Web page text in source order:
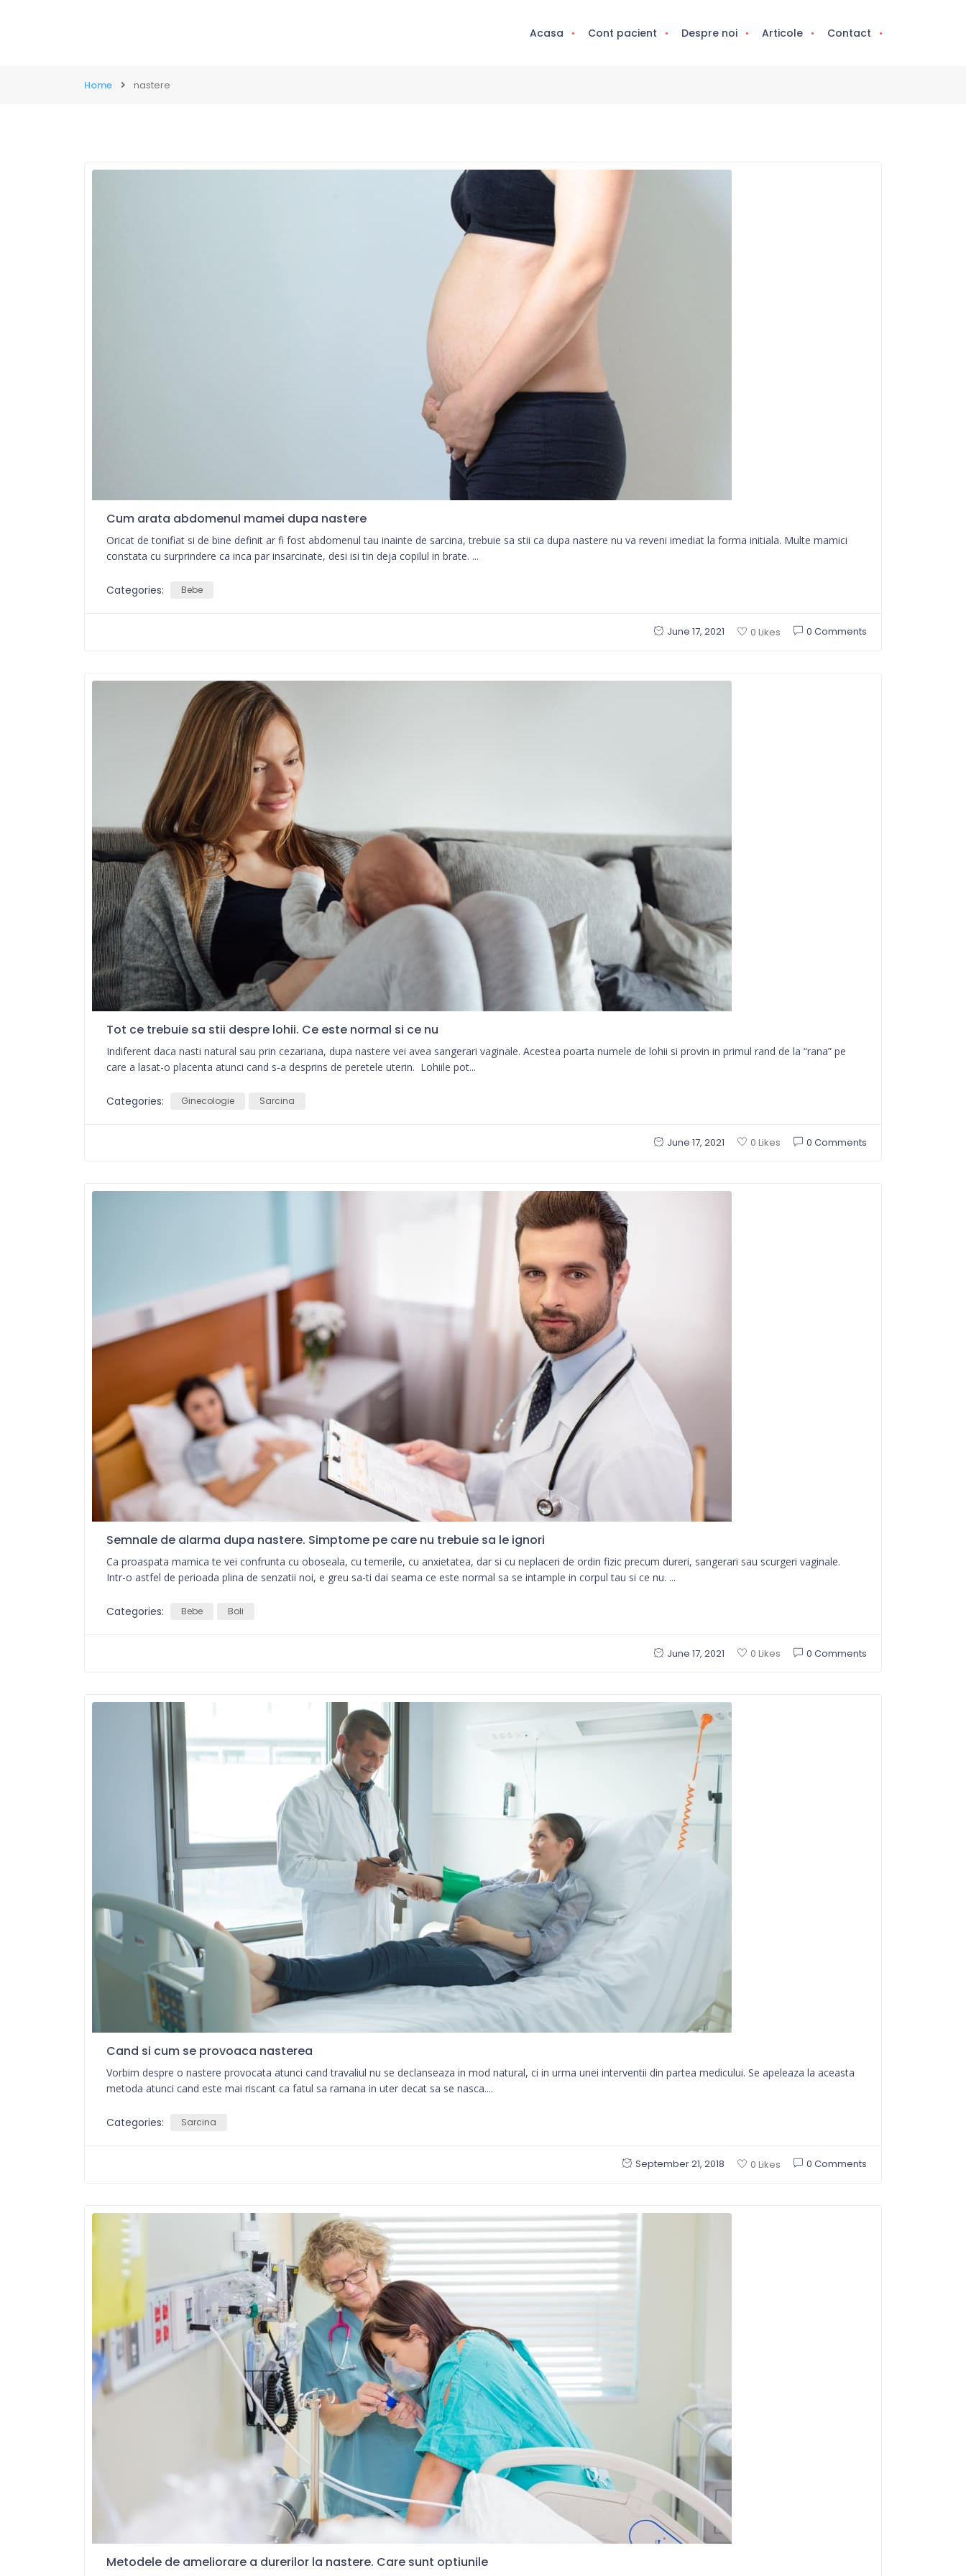
Acasa Cont pacient Despre noi Articole Contact
Home nastere
Cum arata abdomenul mamei dupa nastere
Oricat de tonifiat si de bine definit ar fi fost abdomenul tau inainte de sarcina, trebuie sa stii ca dupa nastere nu va reveni imediat la forma initiala. Multe mamici
constata cu surprindere ca inca par insarcinate, desi isi tin deja copilul in brate. ...
Categories: Bebe
June 17, 2021 0 Likes 0 Comments
Tot ce trebuie sa stii despre lohii. Ce este normal si ce nu
Indiferent daca nasti natural sau prin cezariana, dupa nastere vei avea sangerari vaginale. Acestea poarta numele de lohii si provin in primul rand de la “rana” pe
care a lasat-o placenta atunci cand s-a desprins de peretele uterin. Lohiile pot...
Categories: Ginecologie Sarcina
June 17, 2021 0 Likes 0 Comments
Semnale de alarma dupa nastere. Simptome pe care nu trebuie sa le ignori
Ca proaspata mamica te vei confrunta cu oboseala, cu temerile, cu anxietatea, dar si cu neplaceri de ordin fizic precum dureri, sangerari sau scurgeri vaginale.
Intr-o astfel de perioada plina de senzatii noi, e greu sa-ti dai seama ce este normal sa se intample in corpul tau si ce nu. ...
Categories: Bebe Boli
June 17, 2021 0 Likes 0 Comments
Cand si cum se provoaca nasterea
Vorbim despre o nastere provocata atunci cand travaliul nu se declanseaza in mod natural, ci in urma unei interventii din partea medicului. Se apeleaza la aceasta
metoda atunci cand este mai riscant ca fatul sa ramana in uter decat sa se nasca....
Categories: Sarcina
September 21, 2018 0 Likes 0 Comments
Metodele de ameliorare a durerilor la nastere. Care sunt optiunile